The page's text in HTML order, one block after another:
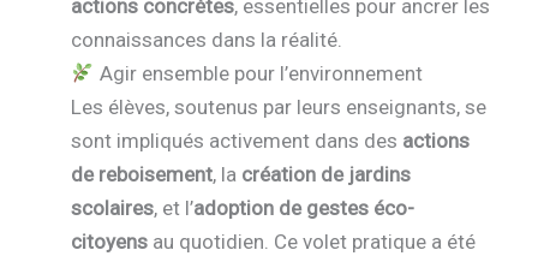
actions concrètes, essentielles pour ancrer les
connaissances dans la réalité.
Agir ensemble pour l’environnement
Les élèves, soutenus par leurs enseignants, se
sont impliqués activement dans des actions
de reboisement, la création de jardins
scolaires, et l’adoption de gestes éco-
citoyens au quotidien. Ce volet pratique a été